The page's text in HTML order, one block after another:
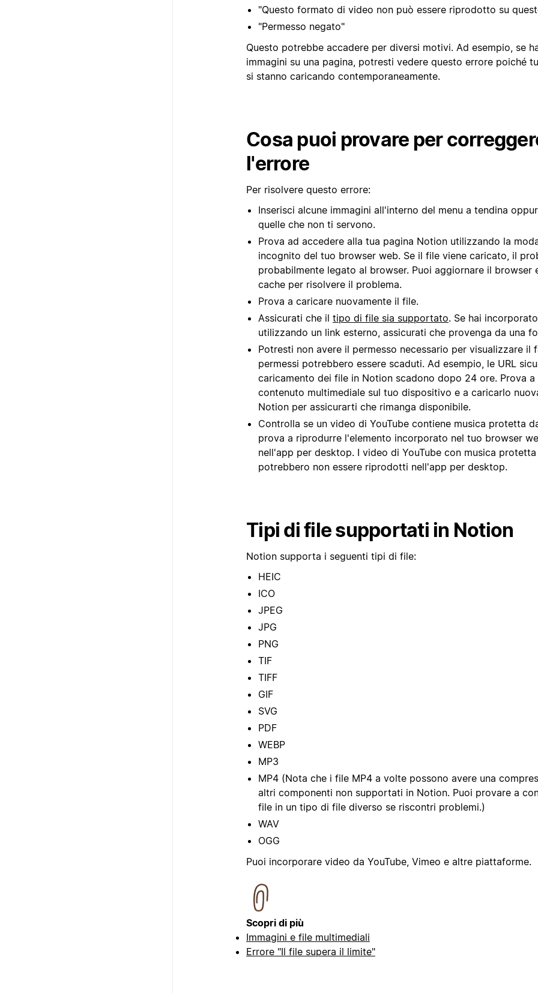
"Questo formato di video non può essere riprodotto su
"Permesso negato"
Questo potrebbe accadere per diversi motivi. Ad esempio, se
immagini su una pagina, potresti vedere questo errore poiché
si stanno caricando contemporaneamente.
Cosa puoi provare per
l'errore
Per risolvere questo errore:
Inserisci alcune immagini all'interno del menu a tendina
quelle che non ti servono.
Prova ad accedere alla tua pagina Notion utilizzando la
incognito del tuo browser web. Se il file viene caricato, il
probabilmente legato al browser. Puoi aggiornare il browser
cache per risolvere il problema.
Prova a caricare nuovamente il file.
Assicurati che il tipo di file sia supportato. Se hai
utilizzando un link esterno, assicurati che provenga da una
Potresti non avere il permesso necessario per visualizzare il
permessi potrebbero essere scaduti. Ad esempio, le URL
caricamento dei file in Notion scadono dopo 24 ore. Prova a
contenuto multimediale sul tuo dispositivo e a caricarlo
Notion per assicurarti che rimanga disponibile.
Controlla se un video di YouTube contiene musica protetta
prova a riprodurre l'elemento incorporato nel tuo browser
nell'app per desktop. I video di YouTube con musica
potrebbero non essere riprodotti nell'app per desktop.
Tipi di file supportati in Notion
Notion supporta i seguenti tipi di file:
HEIC
ICO
JPEG
JPG
PNG
TIF
TIFF
GIF
SVG
PDF
WEBP
MP3
MP4 (Nota che i file MP4 a volte possono avere una
altri componenti non supportati in Notion. Puoi provare a
file in un tipo di file diverso se riscontri problemi.)
WAV
OGG
Puoi incorporare video da YouTube, Vimeo e altre piattaforme.
Scopri di più
Immagini e file multimediali
Errore "Il file supera il limite"